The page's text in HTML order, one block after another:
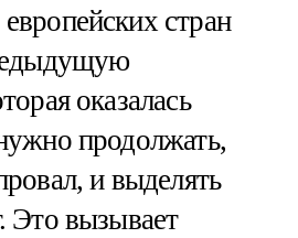
стран
оказалась
продолжать,
и выделять
Это вызывает